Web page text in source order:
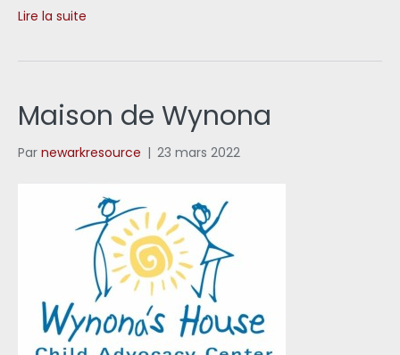
Lire la suite
Maison de Wynona
Par newarkresource | 23 mars 2022